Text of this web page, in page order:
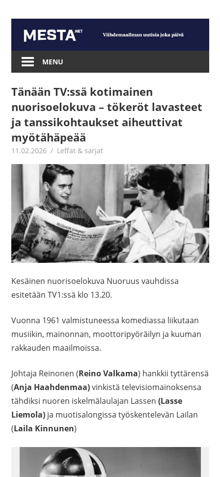
content
Mesta.net
MENU
Tänään TV:ssä kotimainen
nuorisoelokuva – tökeröt lavasteet
ja tanssikohtaukset aiheuttivat
myötähäpeää
11.02.2026 Jouni Hirn
Leffat & sarjat
Kesäinen nuorisoelokuva Nuoruus vauhdissa
esitetään TV1:ssä klo 13.20.
Vuonna 1961 valmistuneessa komediassa liikutaan
musiikin, mainonnan, moottoripyöräilyn ja kuuman
rakkauden maailmoissa.
Johtaja Reinonen (Reino Valkama) hankkii tyttärensä
(Anja Haahdenmaa)vinkistä televisiomainoksensa
tähdiksi nuoren iskelmälaulajan Lassen (Lasse
Liemola)ja muotisalongissa työskentelevän Lailan
(Laila Kinnunen)